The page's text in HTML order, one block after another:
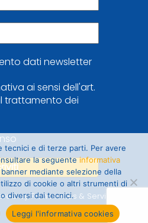
dati newsletter
ai sensi dell'art.
il trattamento dei
by French Fries & Service
tecnici e di terze parti. Per avere
la seguenteinformativa
mediante selezione della
di cookie o altri strumenti di
diversi dai tecnici.
Leggi l'informativa cookies